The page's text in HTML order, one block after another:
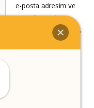
e-posta adresim ve
site adresim bu
tarayıcıya kaydedilsin.